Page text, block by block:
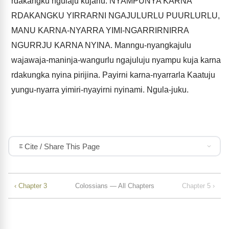
RDAKANGKU YIRRARNI NGAJULURLU PUURLURLU,
MANU KARNA-NYARRA YIMI-NGARRIRNIRRA
NGURRJU KARNA NYINA. Manngu-nyangkajulu
wajawaja-maninja-wangurlu ngajuluju nyampu kuja karna
rdakungka nyina pirijina. Payirni karna-nyarrarla Kaatuju
yungu-nyarra yimiri-nyayirni nyinami. Ngula-juku.
Cite / Share This Page
‹ Chapter 3 Colossians — All Chapters Chapter 5 ›